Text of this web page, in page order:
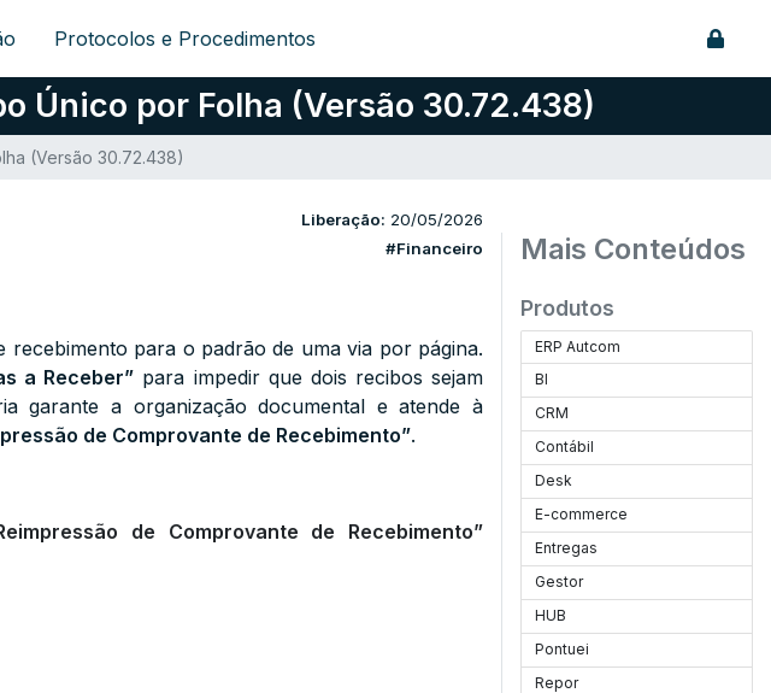
Protocolos e Procedimentos
Único por Folha (Versão 30.72.438)
(Versão 30.72.438)
Liberação: 20/05/2026
#Financeiro
recebimento para o padrão de uma via por página.
a Receber” para impedir que dois recibos sejam
garante a organização documental e atende à
de Comprovante de Recebimento”.
de Comprovante de Recebimento”
Mais Conteúdos
Produtos
ERP Autcom
BI
CRM
Contábil
Desk
E-commerce
Entregas
Gestor
HUB
Pontuei
Repor